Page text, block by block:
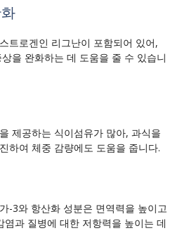
트로겐인 리그난이 포함되어 있어,
을 완화하는 데 도움을 줄 수 있습니
제공하는 식이섬유가 많아, 과식을
하여 체중 감량에도 도움을 줍니다.
-3와 항산화 성분은 면역력을 높이고
염과 질병에 대한 저항력을 높이는 데